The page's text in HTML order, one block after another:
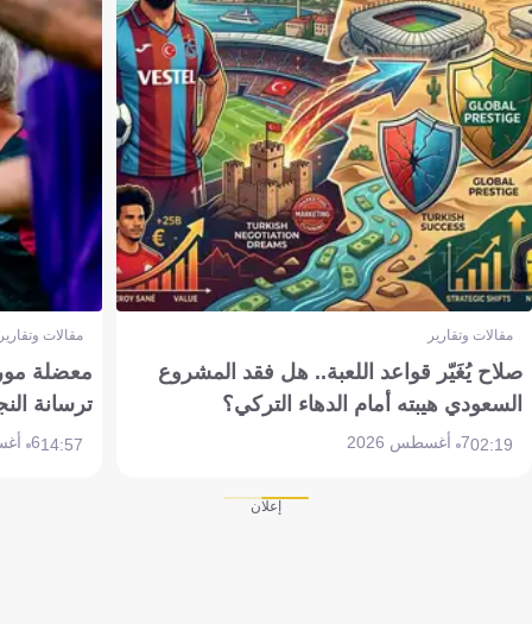
مقالات وتقارير
صلاح يُغَيّر قواعد اللعبة.. هل فقد المشروع
السعودي هيبته أمام الدهاء التركي؟
02:197 أغسطس 2026
مقالات
معضلة
ترسانة
14:576 أغسطس 2026
إعلان